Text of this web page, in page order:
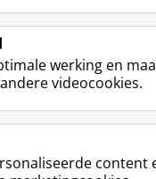
de RUG
F
a
e
b
o
p
L
i
k
e
I
-
R
S
-
f
e
R
werking en
videocookies.
content